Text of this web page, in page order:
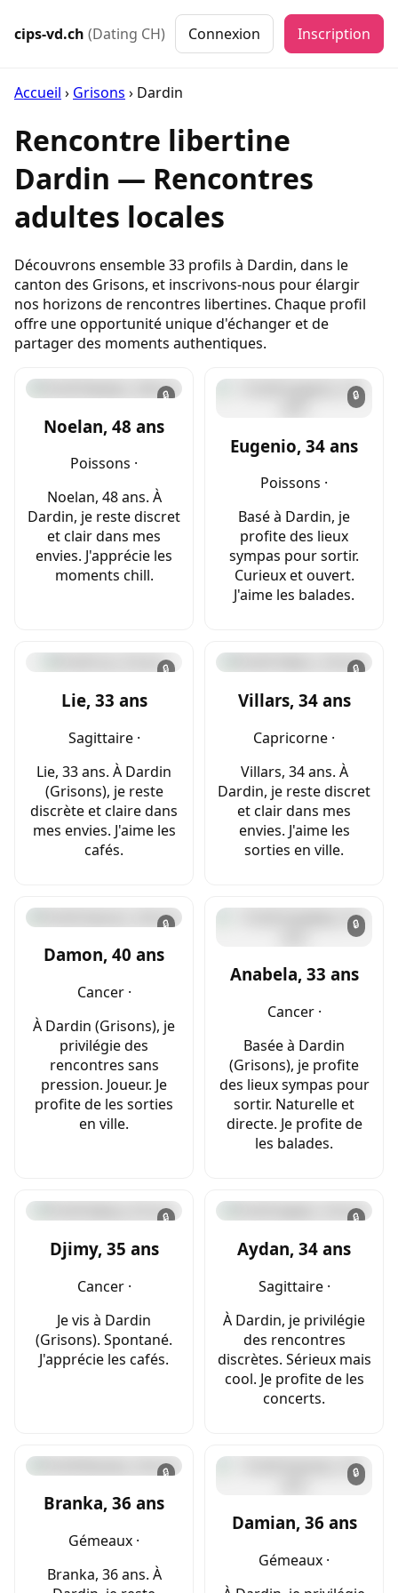
cips-vd.ch (Dating CH) Connexion Inscription
Accueil › Grisons › Dardin
Rencontre libertine
Dardin — Rencontres
adultes locales
Découvrons ensemble 33 profils à Dardin, dans le
canton des Grisons, et inscrivons-nous pour élargir
nos horizons de rencontres libertines. Chaque profil
offre une opportunité unique d'échanger et de
partager des moments authentiques.
🔒
Noelan, 48 ans
Poissons ·
Noelan, 48 ans. À
Dardin, je reste discret
et clair dans mes
envies. J'apprécie les
moments chill.
🔒
Eugenio, 34 ans
Poissons ·
Basé à Dardin, je
profite des lieux
sympas pour sortir.
Curieux et ouvert.
J'aime les balades.
🔒
Lie, 33 ans
Sagittaire ·
Lie, 33 ans. À Dardin
(Grisons), je reste
discrète et claire dans
mes envies. J'aime les
cafés.
🔒
Villars, 34 ans
Capricorne ·
Villars, 34 ans. À
Dardin, je reste discret
et clair dans mes
envies. J'aime les
sorties en ville.
🔒
Damon, 40 ans
Cancer ·
À Dardin (Grisons), je
privilégie des
rencontres sans
pression. Joueur. Je
profite de les sorties
en ville.
🔒
Anabela, 33 ans
Cancer ·
Basée à Dardin
(Grisons), je profite
des lieux sympas pour
sortir. Naturelle et
directe. Je profite de
les balades.
🔒
Djimy, 35 ans
Cancer ·
Je vis à Dardin
(Grisons). Spontané.
J'apprécie les cafés.
🔒
Aydan, 34 ans
Sagittaire ·
À Dardin, je privilégie
des rencontres
discrètes. Sérieux mais
cool. Je profite de les
concerts.
🔒
Branka, 36 ans
Gémeaux ·
Branka, 36 ans. À
🔒
Damian, 36 ans
Gémeaux ·